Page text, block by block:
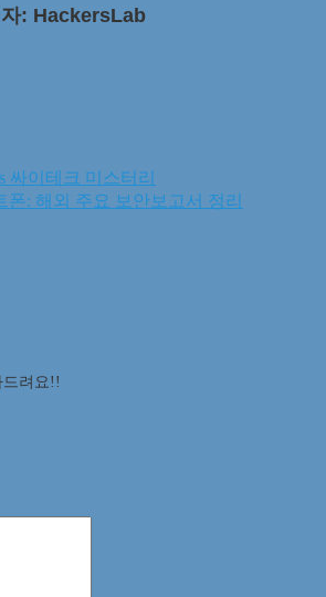
: HackersLab
싸이테크 미스터리
폰: 해외 주요 보안보고서 정리
드려요!!